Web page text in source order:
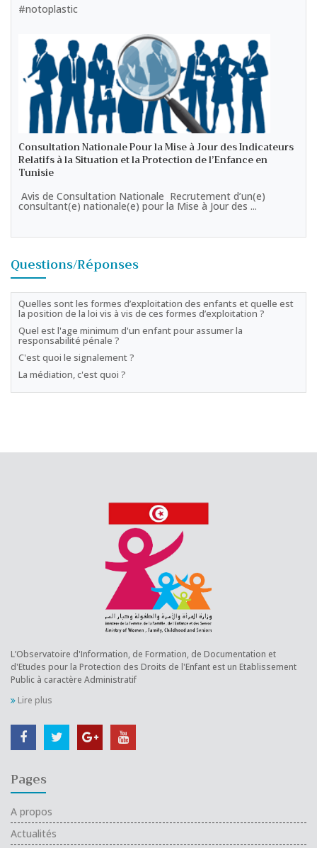
#notoplastic
Consultation Nationale Pour la Mise à Jour des Indicateurs
Relatifs à la Situation et la Protection de l’Enfance en
Tunisie
Avis de Consultation Nationale Recrutement d’un(e)
consultant(e) nationale(e) pour la Mise à Jour des ...
Questions/Réponses
Quelles sont les formes d’exploitation des enfants et quelle est
la position de la loi vis à vis de ces formes d’exploitation ?
Quel est l'age minimum d'un enfant pour assumer la
responsabilité pénale ?
C'est quoi le signalement ?
La médiation, c'est quoi ?
L’Observatoire d'Information, de Formation, de Documentation et
d'Etudes pour la Protection des Droits de l'Enfant est un Etablissement
Public à caractère Administratif
Lire plus
Pages
A propos
Actualités